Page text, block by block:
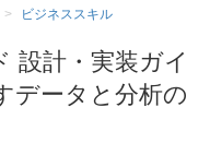
ビジネススキル
設計・実装ガイ
データと分析の